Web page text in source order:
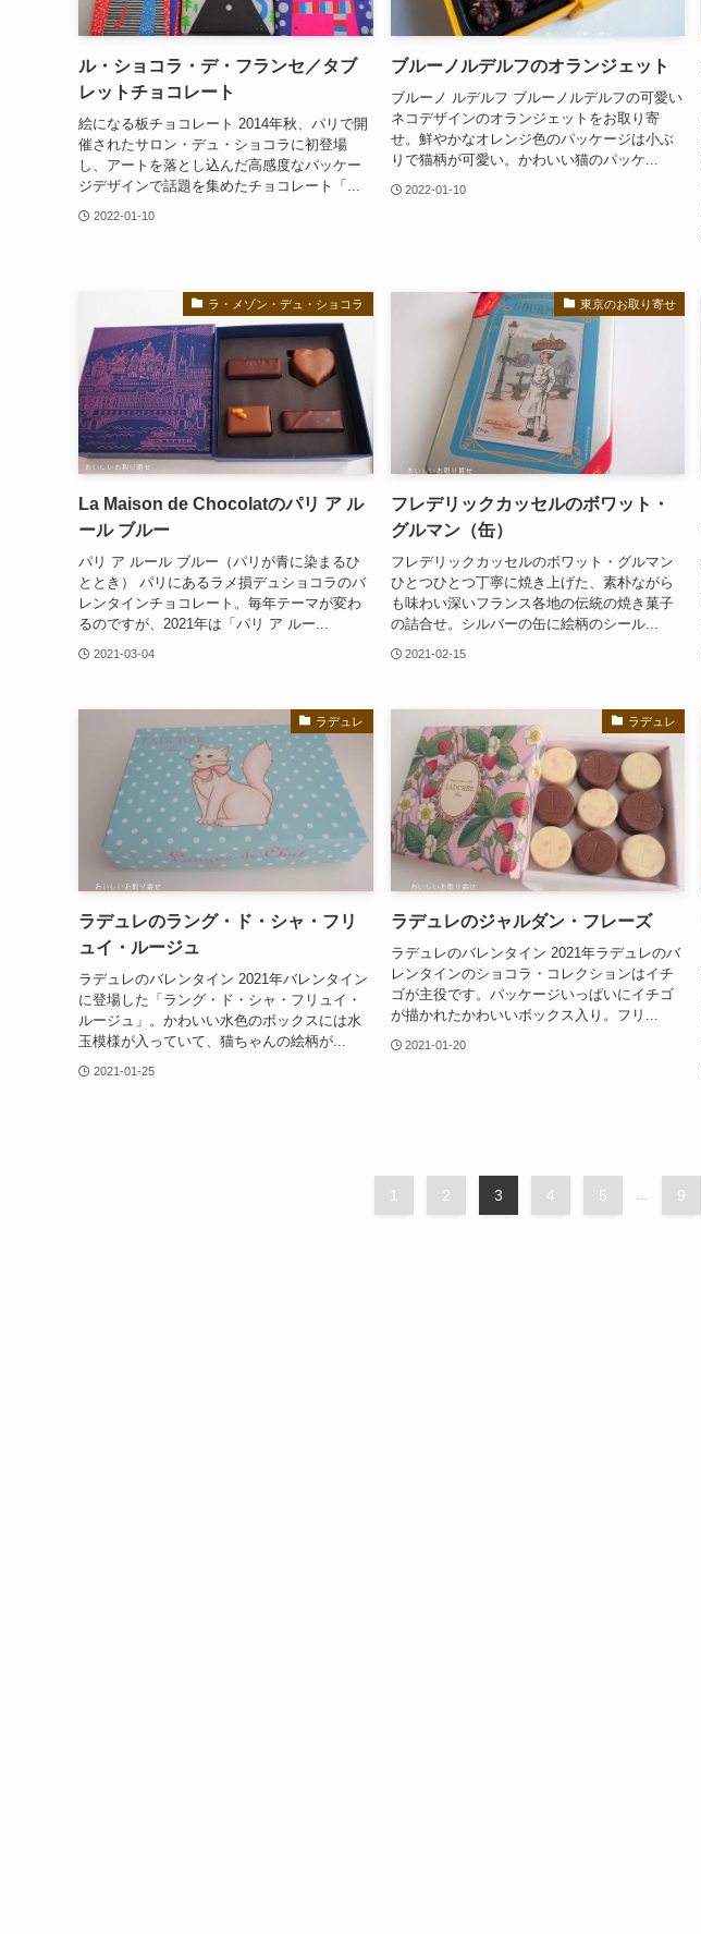
ル・ショコラ・デ・フランセ／タブ
レットチョコレート
絵になる板チョコレート 2014年秋、パリで開
催されたサロン・デュ・ショコラに初登場
し、アートを落とし込んだ高感度なパッケー
ジデザインで話題を集めたチョコレート「...
2022-01-10
ブルーノルデルフのオランジェット
ブルーノ ルデルフ ブルーノルデルフの可愛い
ネコデザインのオランジェットをお取り寄
せ。鮮やかなオレンジ色のパッケージは小ぶ
りで猫柄が可愛い。かわいい猫のパッケ...
2022-01-10
ラ・メゾン・デュ・ショコラ
La Maison de Chocolatのパリ ア ル
ール ブルー
パリ ア ルール ブルー（パリが青に染まるひ
ととき） パリにあるラメ損デュショコラのバ
レンタインチョコレート。毎年テーマが変わ
るのですが、2021年は「パリ ア ルー...
2021-03-04
東京のお取り寄せ
フレデリックカッセルのボワット・
グルマン（缶）
フレデリックカッセルのボワット・グルマン
ひとつひとつ丁寧に焼き上げた、素朴ながら
も味わい深いフランス各地の伝統の焼き菓子
の詰合せ。シルバーの缶に絵柄のシール...
2021-02-15
ラデュレ
ラデュレのラング・ド・シャ・フリ
ュイ・ルージュ
ラデュレのバレンタイン 2021年バレンタイン
に登場した「ラング・ド・シャ・フリュイ・
ルージュ」。かわいい水色のボックスには水
玉模様が入っていて、猫ちゃんの絵柄が...
2021-01-25
ラデュレ
ラデュレのジャルダン・フレーズ
ラデュレのバレンタイン 2021年ラデュレのバ
レンタインのショコラ・コレクションはイチ
ゴが主役です。パッケージいっぱいにイチゴ
が描かれたかわいいボックス入り。フリ...
2021-01-20
1 2 3 4 5 ... 9